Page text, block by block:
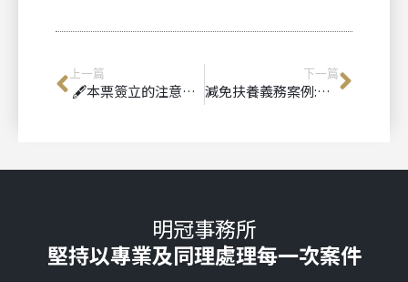
上一篇
🖋️本票簽立的注意事項，你一定要知道！
下一篇
減免扶養義務案例:父親未盡責任，子女能否免除扶養
明冠事務所
堅持以專業及同理處理每一次案件